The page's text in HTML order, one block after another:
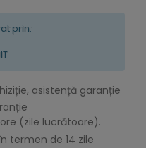
prin:
asistență garanție
(zile lucrătoare).
termen de 14 zile